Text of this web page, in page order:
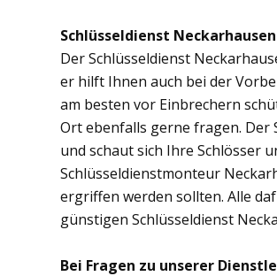
Schlüsseldienst
Der Schlüsseldienst
er hilft Ihnen auch bei der
am besten vor Einbrechern
Ort ebenfalls gerne fragen. Der
und schaut sich Ihre Schlösser
Schlüsseldienstmonteur
ergriffen werden sollten. Alle
günstigen Schlüsseldienst
Bei Fragen zu unserer